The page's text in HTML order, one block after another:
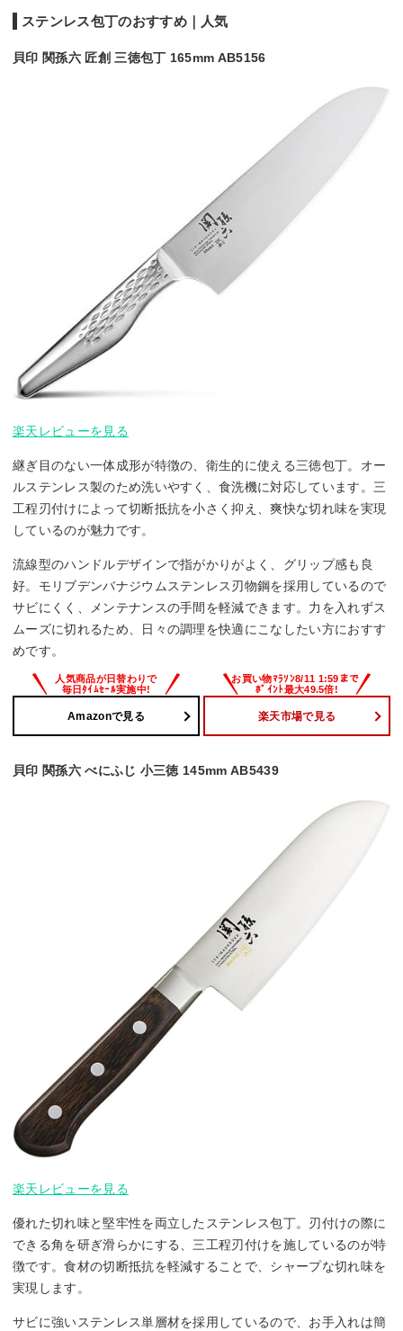
ステンレス包丁のおすすめ｜人気
貝印 関孫六 匠創 三徳包丁 165mm AB5156
楽天レビューを見る
継ぎ目のない一体成形が特徴の、衛生的に使える三徳包丁。オー
ルステンレス製のため洗いやすく、食洗機に対応しています。三
工程刃付けによって切断抵抗を小さく抑え、爽快な切れ味を実現
しているのが魅力です。
流線型のハンドルデザインで指がかりがよく、グリップ感も良
好。モリブデンバナジウムステンレス刃物鋼を採用しているので
サビにくく、メンテナンスの手間を軽減できます。力を入れずス
ムーズに切れるため、日々の調理を快適にこなしたい方におすす
めです。
Amazonで見る 楽天市場で見る
貝印 関孫六 べにふじ 小三徳 145mm AB5439
楽天レビューを見る
優れた切れ味と堅牢性を両立したステンレス包丁。刃付けの際に
できる角を研ぎ滑らかにする、三工程刃付けを施しているのが特
徴です。食材の切断抵抗を軽減することで、シャープな切れ味を
実現します。
サビに強いステンレス単層材を採用しているので、お手入れは簡